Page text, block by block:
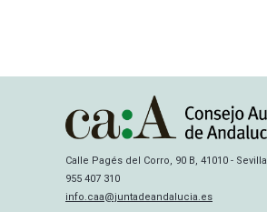
Calle Pagés del Corro, 90 B, 41010 - Sevilla
955 407 310
info.caa@juntadeandalucia.es